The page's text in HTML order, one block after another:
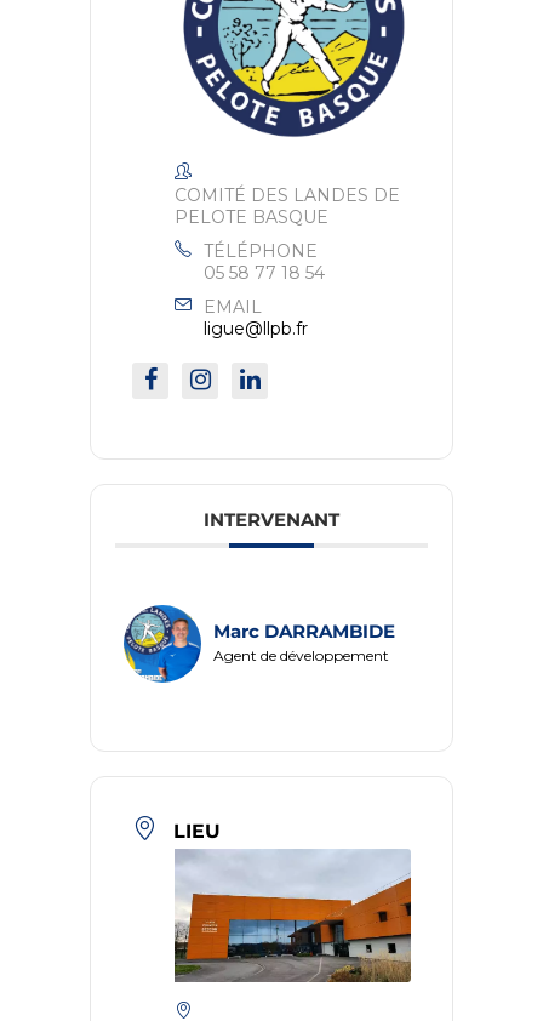
COMITÉ DES LANDES DE
PELOTE BASQUE
TÉLÉPHONE
05 58 77 18 54
EMAIL
ligue@llpb.fr
INTERVENANT
Marc DARRAMBIDE
Agent de développement
LIEU